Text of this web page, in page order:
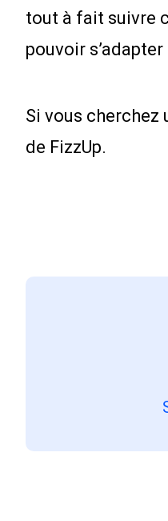
tout à fait suivre
pouvoir
Si vous cherchez
de FizzUp.